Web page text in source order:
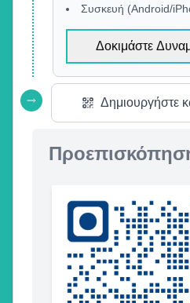
Συσκευή (Android/
Δοκιμάστε
Δημιουργήστε